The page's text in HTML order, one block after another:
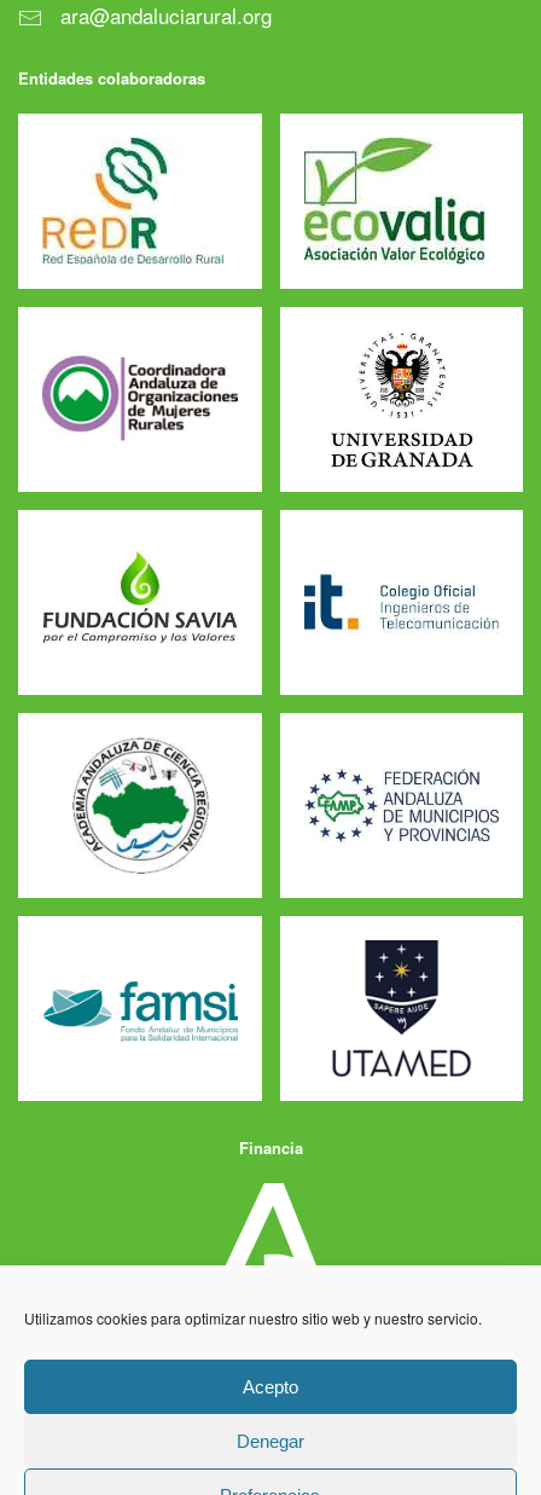
Utilizamos cookies para optimizar nuestro sitio web y nuestro servicio.
Acepto
Denegar
ara@andaluciarural.org
Entidades colaboradoras
Financia